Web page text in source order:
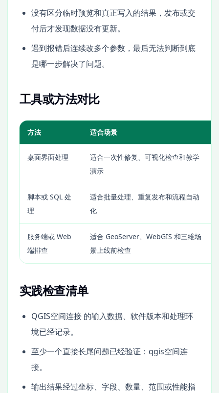
没有区分临时预览和真正写入的结果，发布或交
付后才发现数据没有更新。
遇到报错后连续改多个参数，最后无法判断到底
是哪一步解决了问题。
工具或方法对比
方法 适合场景
桌面界面处理
适合一次性修复、可视化检查和教学
演示
脚本或 SQL 处
理
适合批量处理、重复发布和流程自动
化
服务端或 Web
端排查
适合 GeoServer、WebGIS 和三维场
景上线前检查
实践检查清单
QGIS空间连接 的输入数据、软件版本和处理环
境已经记录。
至少一个直接长尾问题已经验证：qgis空间连
接。
输出结果经过坐标、字段、数量、范围或性能指